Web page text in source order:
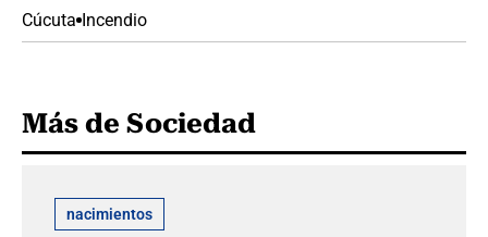
Cúcuta Incendio
Más de Sociedad
nacimientos